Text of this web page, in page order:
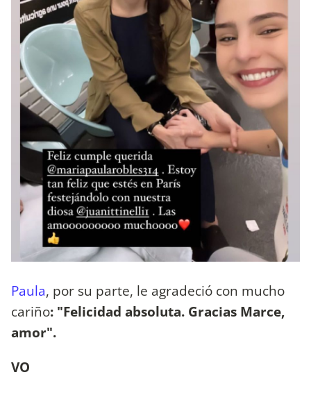
Paula, por su parte, le agradeció con mucho
cariño: "Felicidad absoluta. Gracias Marce,
amor".
VO